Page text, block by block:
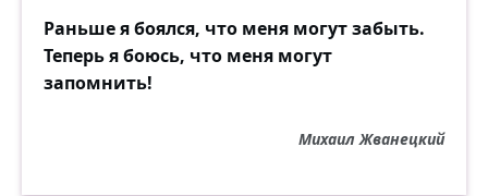
Раньше я боялся, что меня могут забыть.
Теперь я боюсь, что меня могут
запомнить!
Михаил Жванецкий